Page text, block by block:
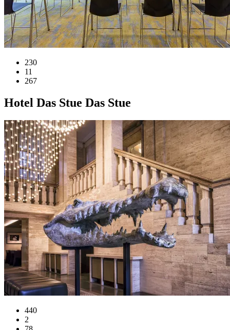
230
11
267
Hotel Das Stue Das Stue
440
2